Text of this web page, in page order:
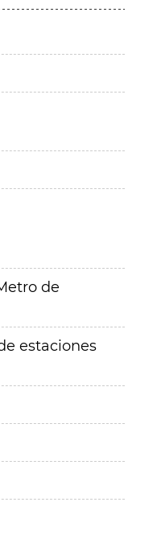
de
estaciones